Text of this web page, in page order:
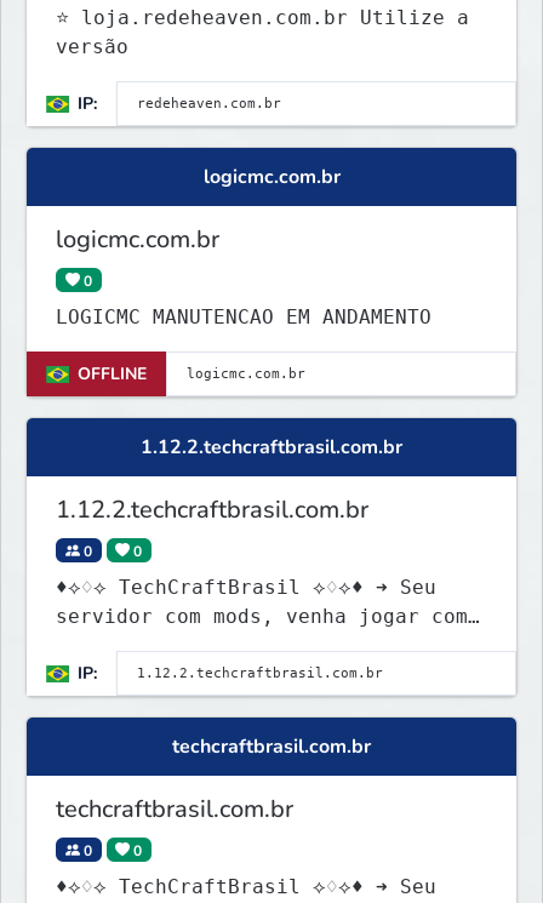
⭐ loja.redeheaven.com.br Utilize a
versão
IP:
logicmc.com.br
logicmc.com.br
0
LOGICMC MANUTENCAO EM ANDAMENTO
OFFLINE
1.12.2.techcraftbrasil.com.br
1.12.2.techcraftbrasil.com.br
0 0
♦⟡♢⟡ TechCraftBrasil ⟡♢⟡♦ ➜ Seu
servidor com mods, venha jogar com
a gnt ★
IP:
techcraftbrasil.com.br
techcraftbrasil.com.br
0 0
♦⟡♢⟡ TechCraftBrasil ⟡♢⟡♦ ➜ Seu